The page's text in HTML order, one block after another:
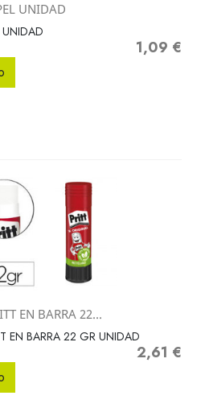
Vista rápida
UNIDAD
UNIDAD
Precio
1,09 €
Vista rápida
EN BARRA 22...
EN BARRA 22 GR UNIDAD
Precio
2,61 €